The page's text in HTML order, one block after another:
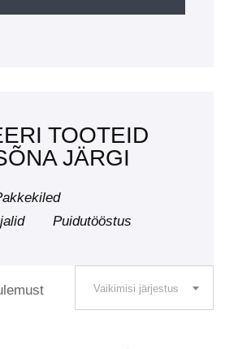
Vaikimisi järjestus
TOOTEID
JÄRGI
Puidutööstus